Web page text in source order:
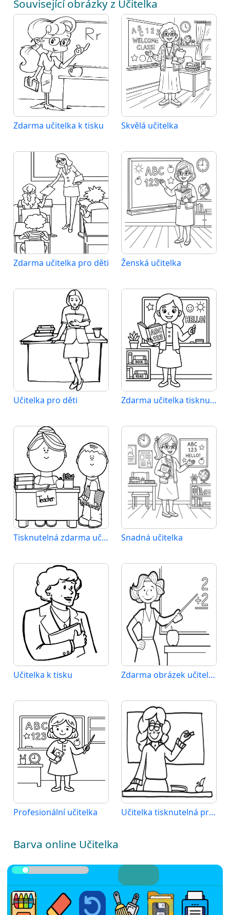
Související obrázky z Učitelka
Zdarma učitelka k tisku Skvělá učitelka
Zdarma učitelka pro děti Ženská učitelka
Učitelka pro děti Zdarma učitelka tisknutelná
Tisknutelná zdarma učitelka Snadná učitelka
Učitelka k tisku Zdarma obrázek učitelky
Profesionální učitelka Učitelka tisknutelná pro děti
Barva online Učitelka